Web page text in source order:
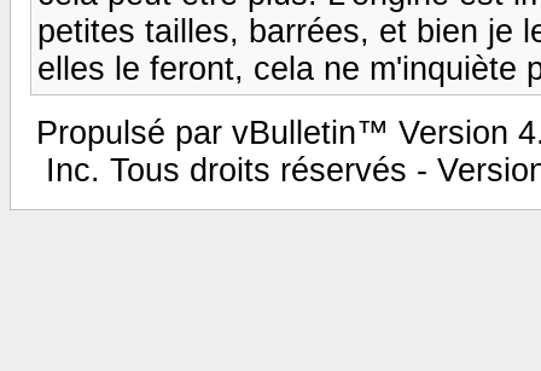
petites tailles, barrées, et bien je
elles le feront, cela ne m'inquiète
Propulsé par vBulletin™ Version
Inc. Tous droits réservés -